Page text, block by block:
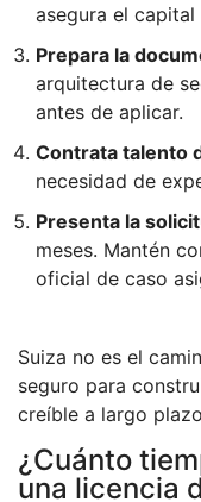
asegura el capital
Prepara la
arquitectura de
antes de aplicar.
Contrata talento
necesidad de
Presenta la
meses. Mantén
oficial de caso
Suiza no es el
seguro para
creíble a largo
¿Cuánto
una licencia